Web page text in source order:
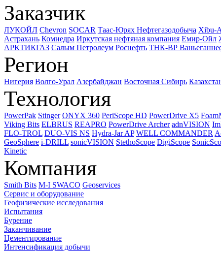
Заказчик
ЛУКОЙЛ Chevron SOCAR Таас-Юрях Нефтегазодобыча Xibu-
Астрахань Комнедра Иркутская нефтяная компания Емир-Ойл
АРКТИКГАЗ Салым Петролеум Роснефть ТНК-ВР
Регион
Нигерия Волго-Урал Азербайджан Восточная Сибирь
Технология
PowerPak Stinger ONYX 360 PeriScope HD PowerDrive X5
Viking Bits ELBRUS REAPRO PowerDrive Archer adnVISION
FLO-TROL DUO-VIS NS Hydra-Jar AP WELL COMMANDER
GeoSphere i-DRILL sonicVISION StethoScope DigiScope
Kinetic
Компания
Smith Bits M-I SWACO Geoservices
Сервис и оборудование
Геофизические исследования
Испытания
Бурение
Заканчивание
Цементирование
Интенсификация добычи